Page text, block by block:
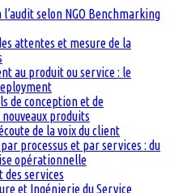
selon NGO Benchmarking
attentes et mesure de la
au produit ou service : le
de conception et de
produits
de la voix du client
processus et par services : du
opérationnelle
des services
et Ingénierie du Service